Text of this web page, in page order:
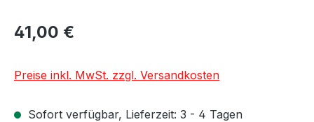
41,00 €
Preise inkl. MwSt. zzgl. Versandkosten
Sofort verfügbar, Lieferzeit: 3 - 4 Tagen